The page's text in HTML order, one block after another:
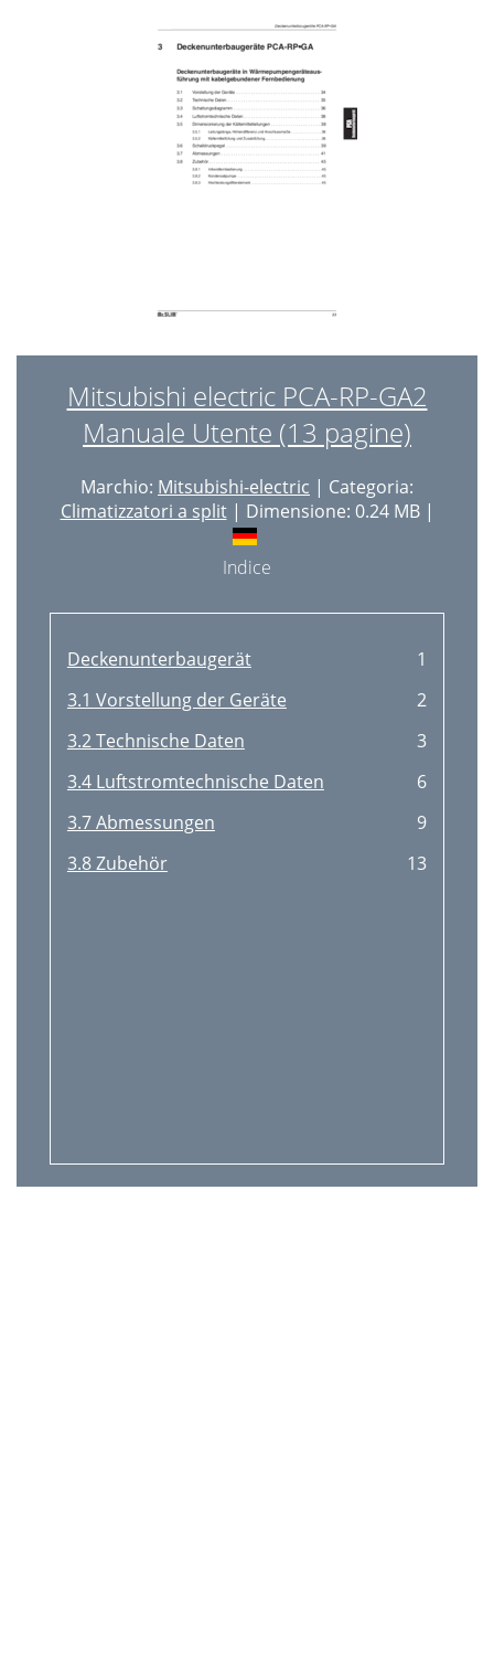
Mitsubishi electric PCA-RP-GA2
Manuale Utente (13 pagine)
Marchio: Mitsubishi-electric | Categoria:
Climatizzatori a split| Dimensione: 0.24 MB |
Indice
Deckenunterbaugerät
1
3.1 Vorstellung der Geräte
2
3.2 Technische Daten
3
3.4 Luftstromtechnische Daten
6
3.7 Abmessungen
9
3.8 Zubehör
13